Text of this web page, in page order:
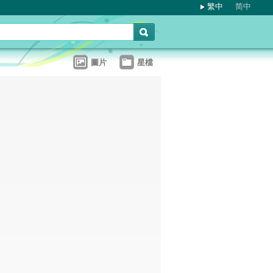
繁中 简中
圖片 星檔